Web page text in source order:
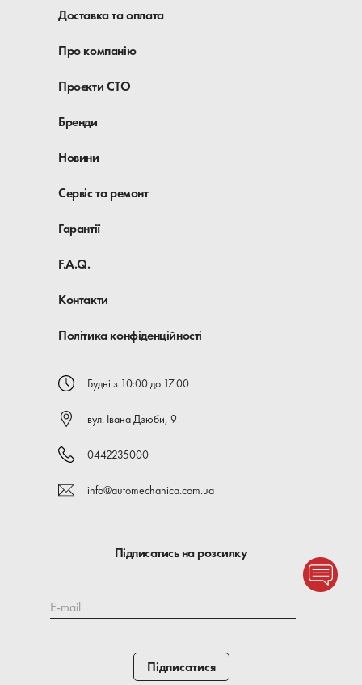
Доставка та оплата
Про компанію
Проєкти СТО
Бренди
Новини
Сервіс та ремонт
Гарантії
F.A.Q.
Контакти
Політика конфіденційності
Будні з 10:00 до 17:00
вул. Івана Дзюби, 9
0442235000
info@automechanica.com.ua
Підписатись на розсилку
E-mail
Підписатися